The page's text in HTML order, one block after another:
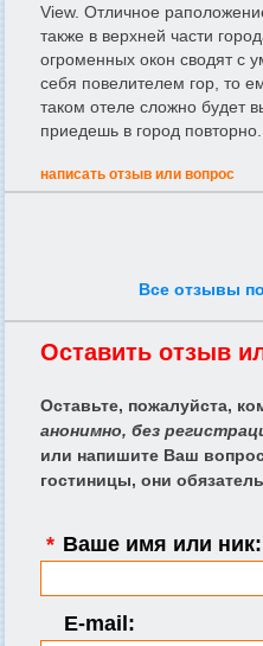
View. Отличное
также в верхней части
огроменных окон сводят с
себя повелителем гор, то
таком отеле сложно будет
приедешь в город повторно.
написать отзыв или вопрос
Все отзывы
Оставить отзыв
Оставьте, пожалуйста,
анонимно, без
или напишите Ваш
гостиницы, они
* Ваше имя или ник:
E-mail: